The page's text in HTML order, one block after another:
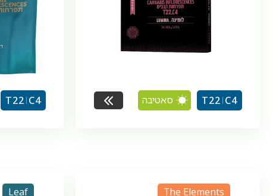
C4
T22 סאטיבה C4
T22
The Elements
Leaf